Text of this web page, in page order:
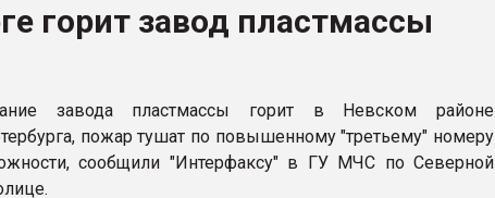
горит завод пластмассы
завода пластмассы горит в Невском районе
пожар тушат по повышенному "третьему" номеру
сообщили "Интерфаксу" в ГУ МЧС по Северной